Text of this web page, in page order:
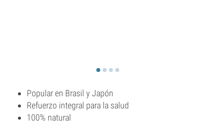
Popular en Brasil y Japón
Refuerzo integral para la salud
100% natural